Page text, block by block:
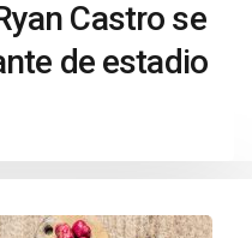
Castro se
de estadio